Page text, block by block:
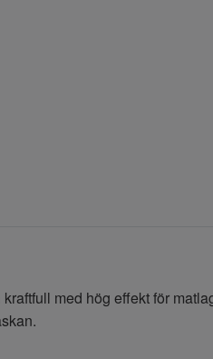
med hög effekt för